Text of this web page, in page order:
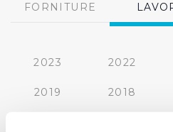
FORNITURE
2023 2022
2019 2018